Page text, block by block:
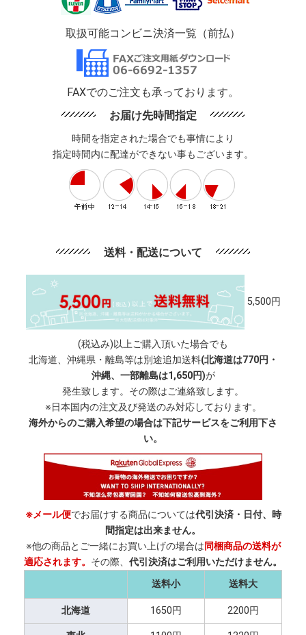
取扱可能コンビニ決済一覧（前払）
FAXでのご注文も承っております。
お届け先時間指定
時間を指定された場合でも事情により
指定時間内に配達ができない事もございます。
送料・配送について
5,500円
(税込み)以上ご購入頂いた場合でも
北海道、沖縄県・離島等は別途追加送料(北海道は770円・
沖縄、一部離島は1,650円)が
発生致します。その際はご連絡致します。
※日本国内の注文及び発送のみ対応しております。
海外からのご購入希望の場合は下記サービスをご利用下さ
い。
※メール便でお届けする商品については代引決済・日付、時
間指定は出来ません。
※他の商品とご一緒にお買い上げの場合は同梱商品の送料が
適応されます。 その際、 代引決済はご利用いただけません。
送料小
送料大
北海道 1650円 2200円